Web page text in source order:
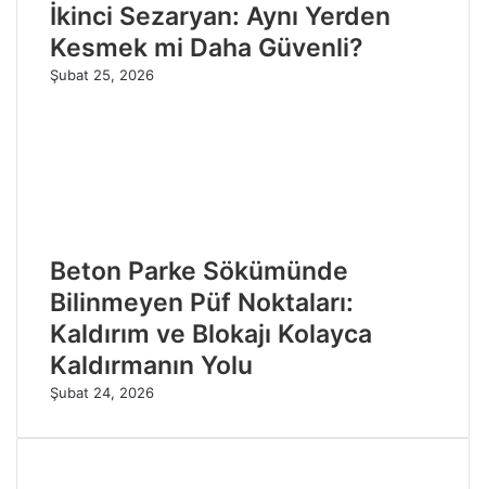
İkinci Sezaryan: Aynı Yerden
Kesmek mi Daha Güvenli?
Şubat 25, 2026
Beton Parke Sökümünde
Bilinmeyen Püf Noktaları:
Kaldırım ve Blokajı Kolayca
Kaldırmanın Yolu
Şubat 24, 2026